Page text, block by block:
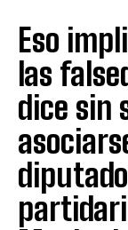
Eso
las
dice sin